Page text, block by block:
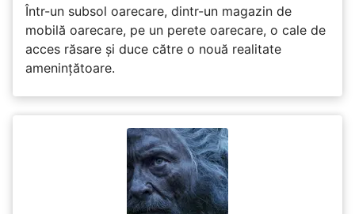
Într-un subsol oarecare, dintr-un magazin de
mobilă oarecare, pe un perete oarecare, o cale de
acces răsare și duce către o nouă realitate
amenințătoare.